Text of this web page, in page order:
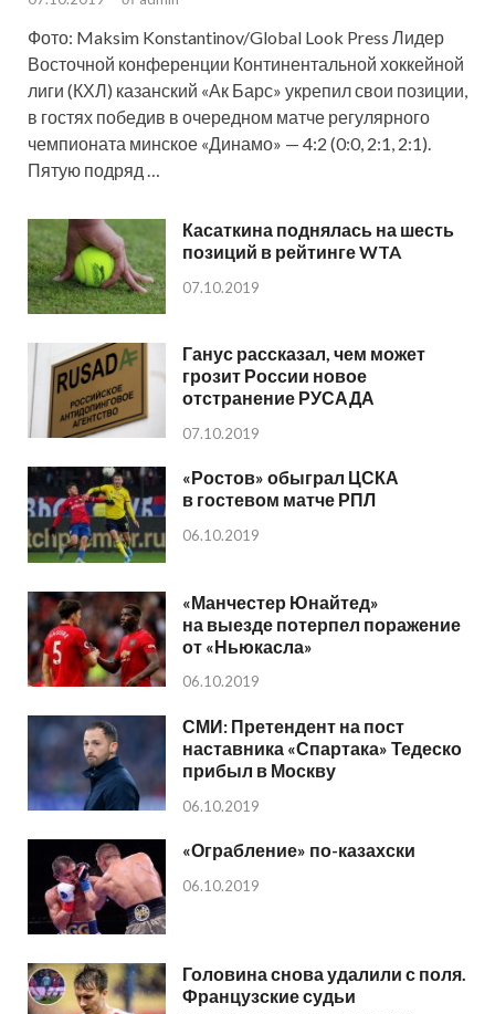
Фото: Maksim Konstantinov/Global Look Press Лидер
Восточной конференции Континентальной хоккейной
лиги (КХЛ) казанский «Ак Барс» укрепил свои позиции,
в гостях победив в очередном матче регулярного
чемпионата минское «Динамо» — 4:2 (0:0, 2:1, 2:1).
Пятую подряд …
Касаткина поднялась на шесть
позиций в рейтинге WTA
07.10.2019
Ганус рассказал, чем может
грозит России новое
отстранение РУСАДА
07.10.2019
«Ростов» обыграл ЦСКА
в гостевом матче РПЛ
06.10.2019
«Манчестер Юнайтед»
на выезде потерпел поражение
от «Ньюкасла»
06.10.2019
СМИ: Претендент на пост
наставника «Спартака» Тедеско
прибыл в Москву
06.10.2019
«Ограбление» по-казахски
06.10.2019
Головина снова удалили с поля.
Французские судьи